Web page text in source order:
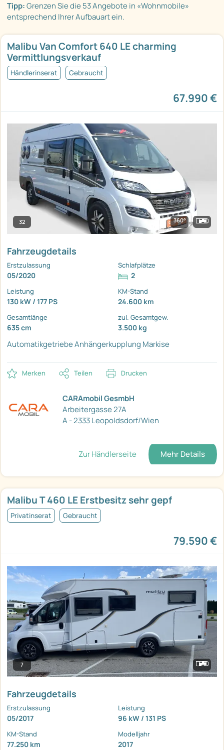
Tipp:Grenzen Sie die 53 Angebote in «Wohnmobile»
entsprechend Ihrer Aufbauart ein.
Malibu Van Comfort 640 LE charming
Vermittlungsverkauf
Händlerinserat Gebraucht
67.990 €
32 360°
Fahrzeugdetails
Erstzulassung
05/2020
Schlafplätze
2
Leistung
130 kW / 177 PS
KM-Stand
24.600 km
Gesamtlänge
635 cm
zul. Gesamtgew.
3.500 kg
AutomatikgetriebeAnhängerkupplung Markise
Merken Teilen Drucken
CARAmobil GesmbH
Arbeitergasse 27A
A - 2333 Leopoldsdorf/Wien
Zur Händlerseite Mehr Details
Malibu T 460 LE Erstbesitz sehr gepf
Privatinserat Gebraucht
79.590 €
7
Fahrzeugdetails
Erstzulassung
05/2017
Leistung
96 kW / 131 PS
KM-Stand
77.250 km
Modelljahr
2017